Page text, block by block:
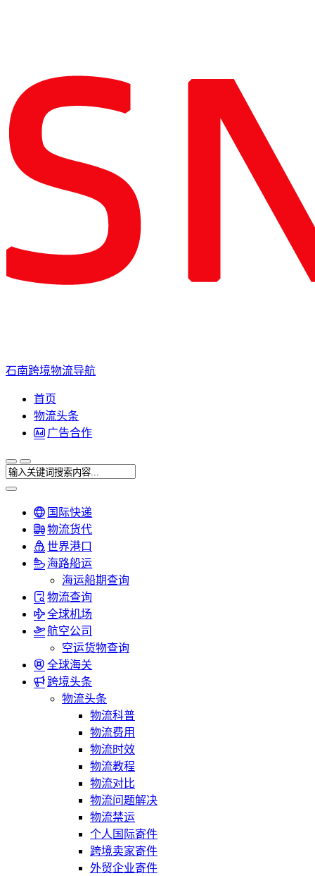
石南跨境物流导航
首页
物流头条
广告合作
国际快递
物流货代
世界港口
海路船运
海运船期查询
物流查询
全球机场
航空公司
空运货物查询
全球海关
跨境头条
物流头条
物流科普
物流费用
物流时效
物流教程
物流对比
物流问题解决
物流禁运
个人国际寄件
跨境卖家寄件
外贸企业寄件